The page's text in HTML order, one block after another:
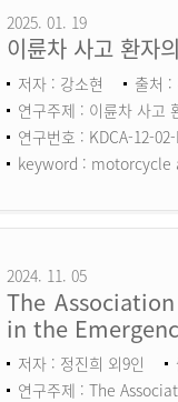
2025. 01. 19
이륜차 사고 환자
저자 : 강소현 출처 :
연구주제 : 이륜차 사고
연구번호 : KDCA-12-
keyword : motorcycle
2024. 11. 05
The
in the
저자 : 정진희 외9인
연구주제 : The